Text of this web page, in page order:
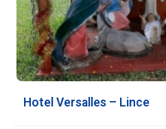
Hotel Versalles – Lince